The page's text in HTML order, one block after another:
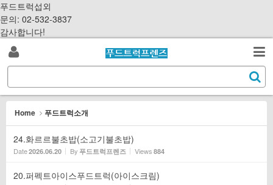
푸드트럭섭외
문의: 02-532-3837
감사합니다!
S
k
i
o
로
검
색
e
a
c
Home 푸드트럭소개
24.화르르불초밥(소고기불초밥)
Date2026.06.20 By 푸드트럭프렌즈 Views 884
20.퍼펙트아이스푸드트럭(아이스크림)